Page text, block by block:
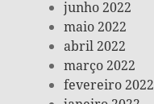
junho 2022
maio 2022
abril 2022
março 2022
fevereiro 2022